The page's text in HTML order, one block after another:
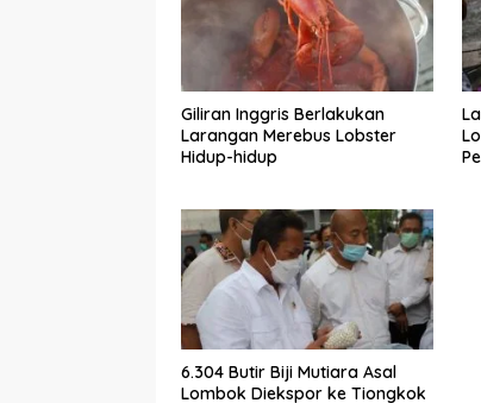
Giliran Inggris Berlakukan
Larangan Merebus Lobster
Hidup-hidup
6.304 Butir Biji Mutiara Asal
Lombok Diekspor ke Tiongkok